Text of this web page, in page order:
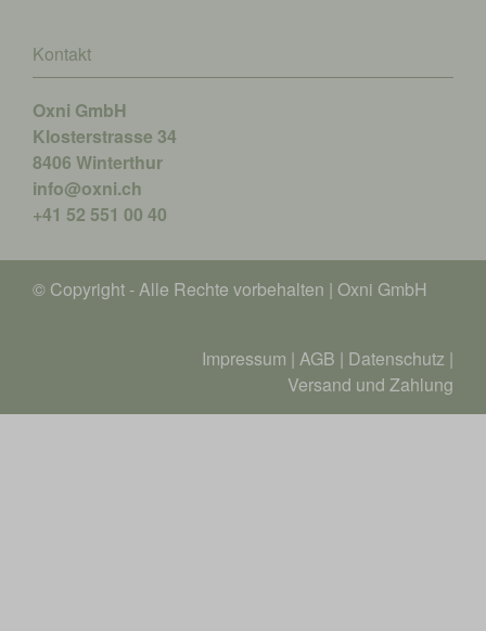
Kontakt
Oxni GmbH
Klosterstrasse 34
8406 Winterthur
info@oxni.ch
+41 52 551 00 40
© Copyright - Alle Rechte vorbehalten | Oxni GmbH
Impressum | AGB | Datenschutz |
Versand und Zahlung